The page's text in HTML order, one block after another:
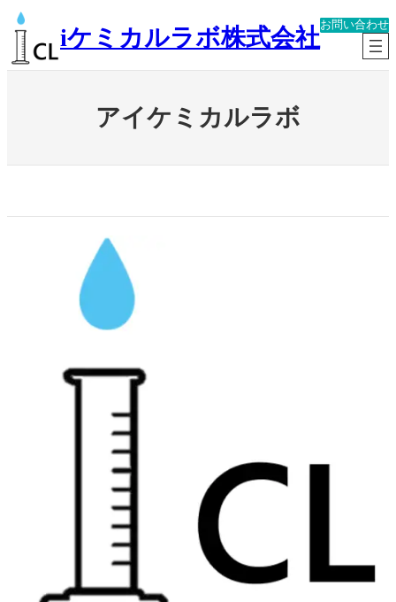
内
容
ス
iケミカルラボ株式会社お問い合わせ
アイケミカルラボ